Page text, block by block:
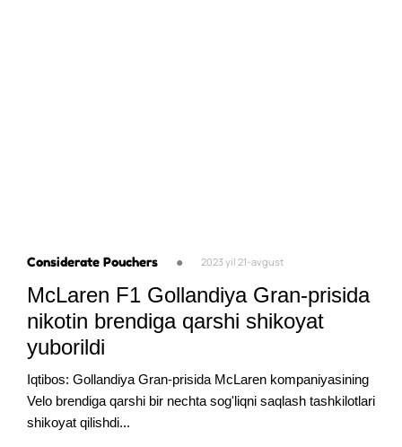
Considerate Pouchers ● 2023 yil 21-avgust
McLaren F1 Gollandiya Gran-prisida
nikotin brendiga qarshi shikoyat
yuborildi
Iqtibos: Gollandiya Gran-prisida McLaren kompaniyasining
Velo brendiga qarshi bir nechta sog'liqni saqlash tashkilotlari
shikoyat qilishdi...